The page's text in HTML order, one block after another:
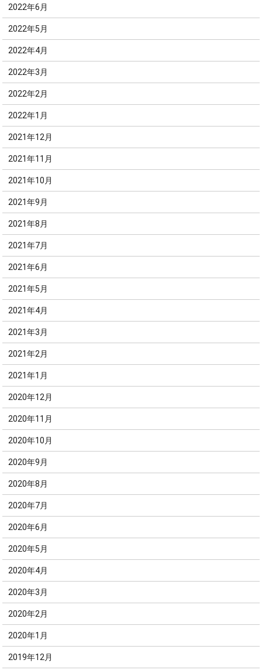
2022年6月
2022年5月
2022年4月
2022年3月
2022年2月
2022年1月
2021年12月
2021年11月
2021年10月
2021年9月
2021年8月
2021年7月
2021年6月
2021年5月
2021年4月
2021年3月
2021年2月
2021年1月
2020年12月
2020年11月
2020年10月
2020年9月
2020年8月
2020年7月
2020年6月
2020年5月
2020年4月
2020年3月
2020年2月
2020年1月
2019年12月